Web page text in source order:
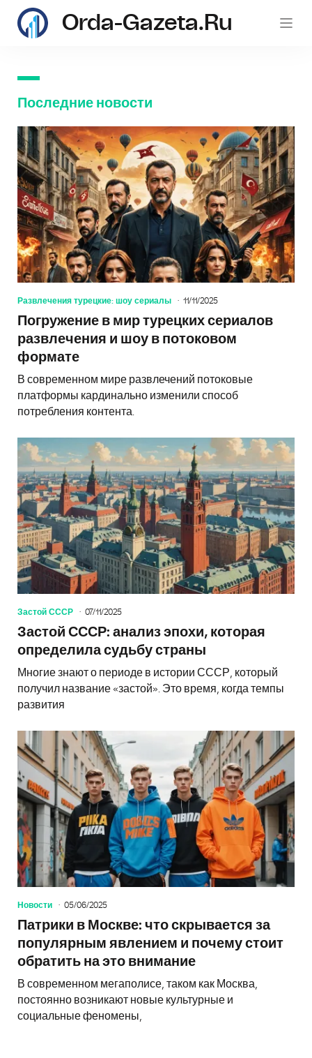
Orda-Gazeta.ru
Последние новости
Развлечения турецкие: шоу сериалы 11/11/2025
Погружение в мир турецких сериалов
развлечения и шоу в потоковом
формате
В современном мире развлечений потоковые
платформы кардинально изменили способ
потребления контента.
Застой СССР 07/11/2025
Застой СССР: анализ эпохи, которая
определила судьбу страны
Многие знают о периоде в истории СССР, который
получил название «застой». Это время, когда темпы
развития
Новости 05/06/2025
Патрики в Москве: что скрывается за
популярным явлением и почему стоит
обратить на это внимание
В современном мегаполисе, таком как Москва,
постоянно возникают новые культурные и
социальные феномены,